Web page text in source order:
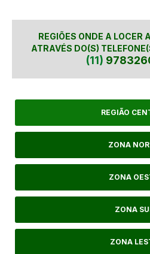
REGIÕES ONDE A LOCER
ATRAVÉS DO(S)
(11)
REGIÃO
ZONA
ZONA
ZONA
ZONA